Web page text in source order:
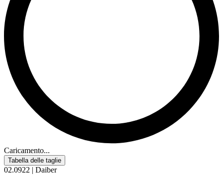
Caricamento...
Tabella delle taglie
02.0922 | Daiber